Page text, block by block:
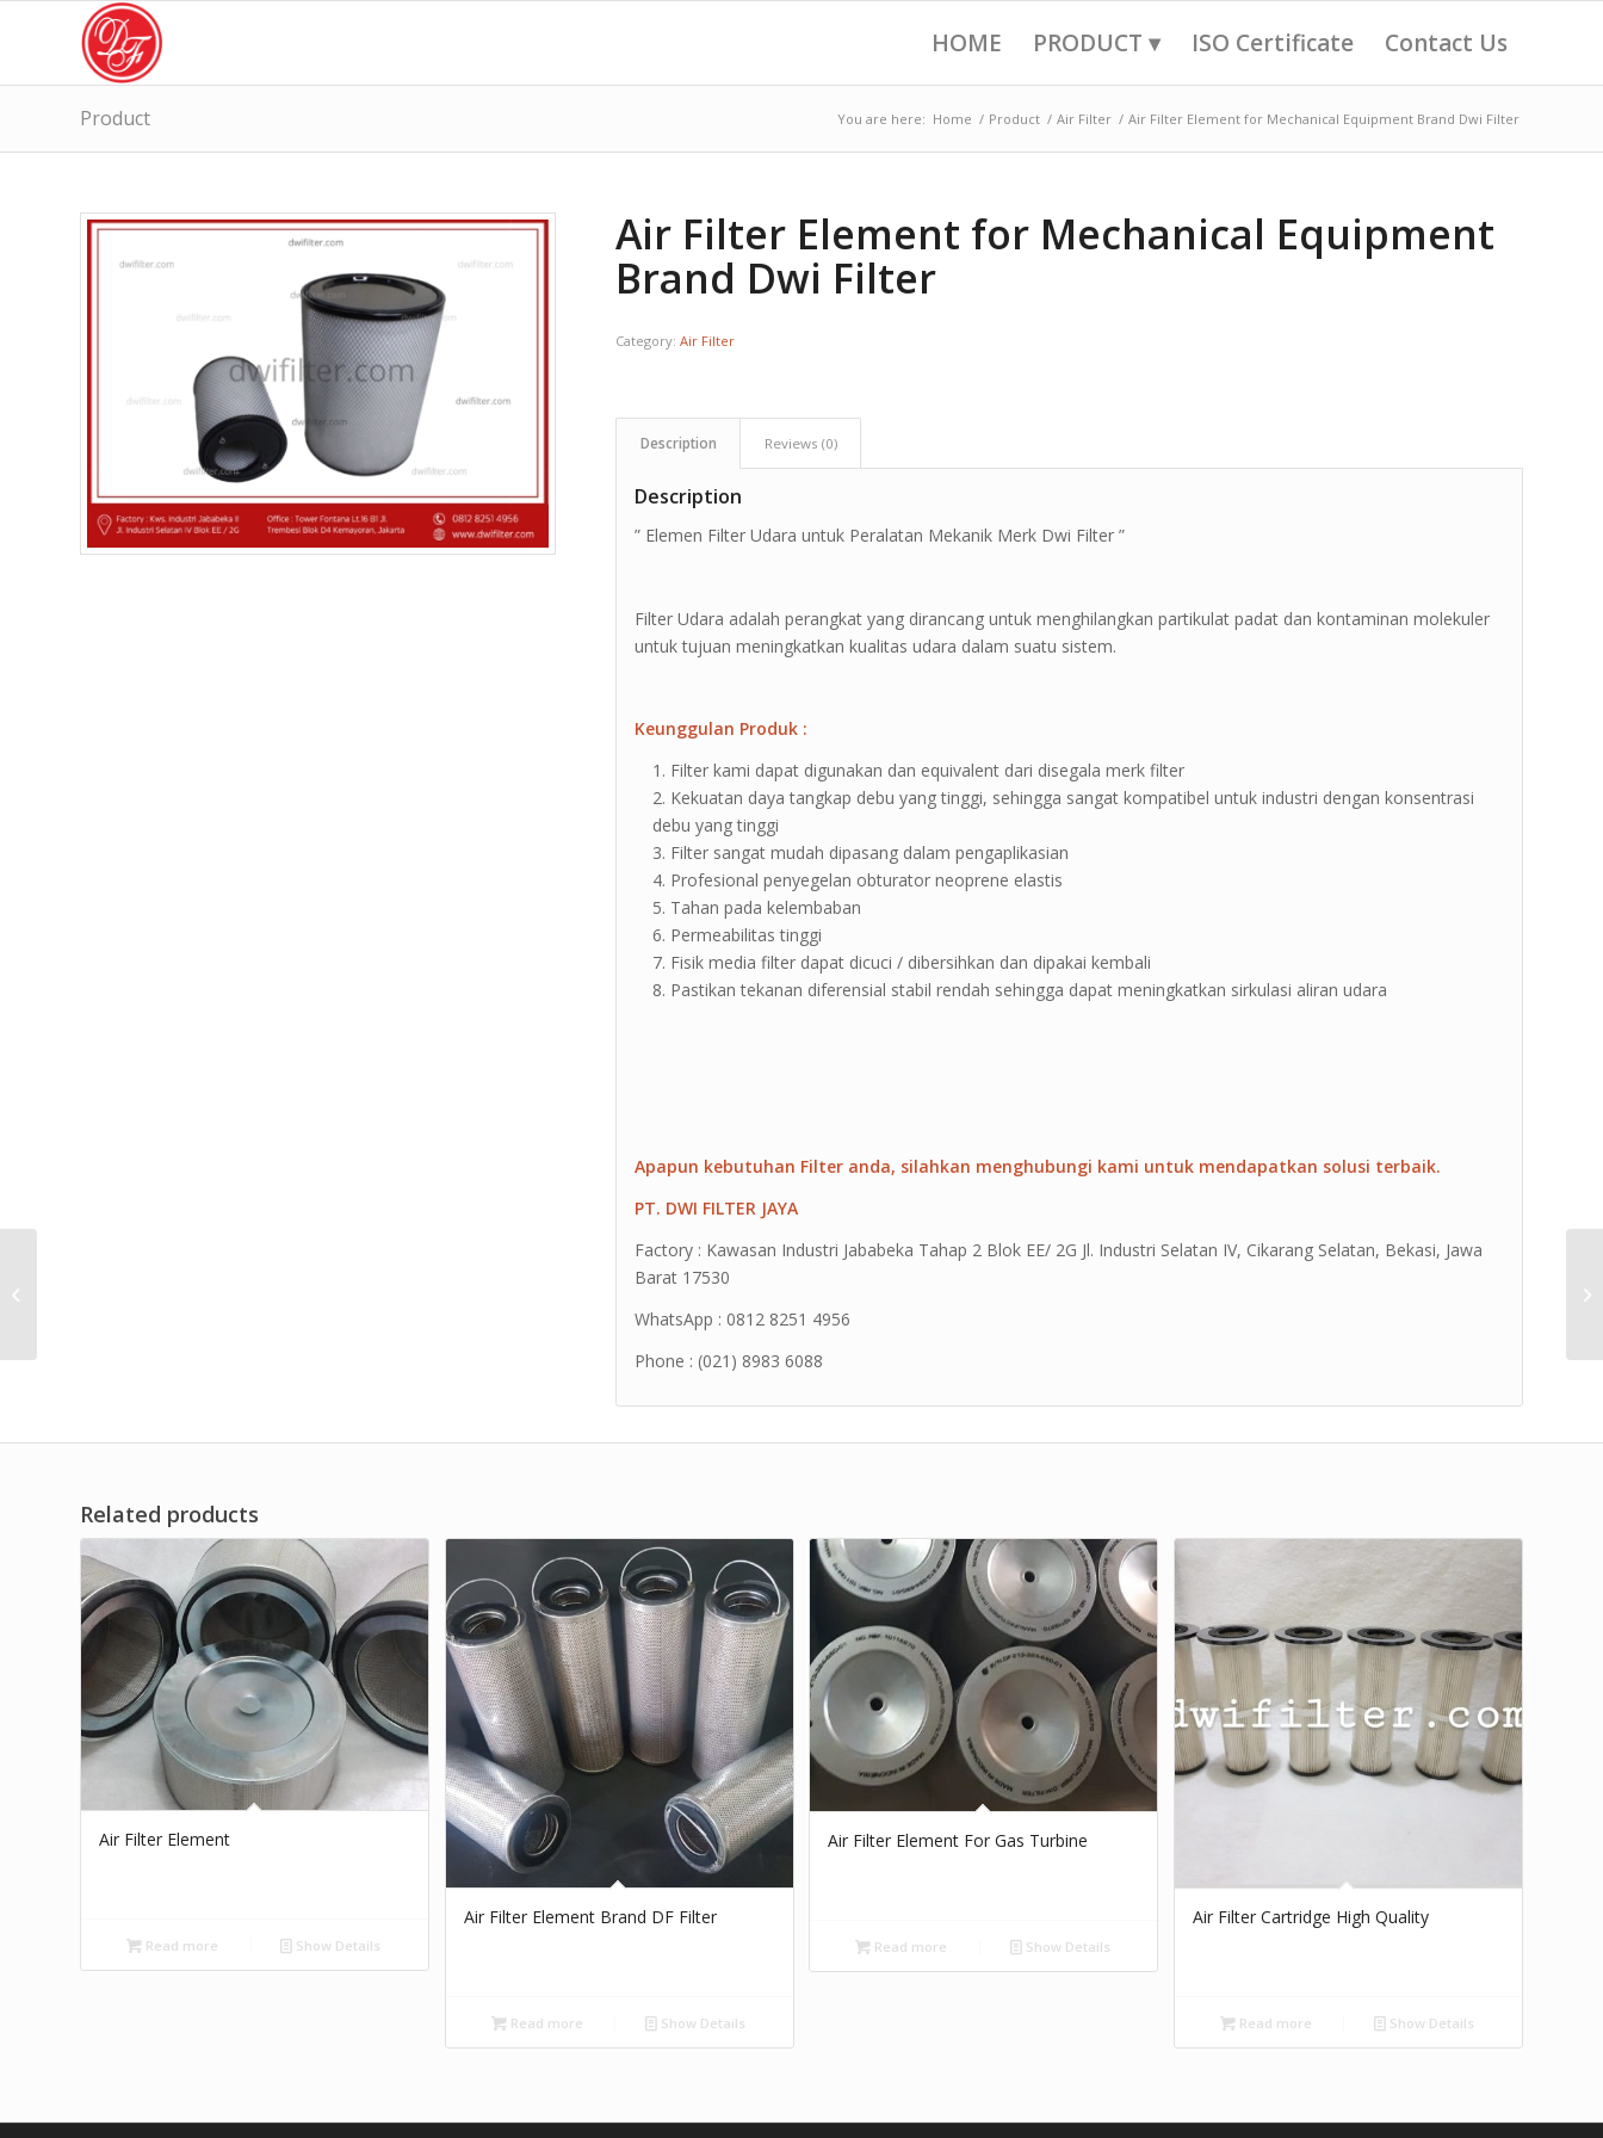
HOME PRODUCT ▾ ISO Certificate Contact Us
Product You are here: Home / Product / Air Filter / Air Filter Element for Mechanical Equipment Brand Dwi Filter
Air Filter Element for Mechanical Equipment
Brand Dwi Filter
Category:Air Filter
Description Reviews (0)
Description
” Elemen Filter Udara untuk Peralatan Mekanik Merk Dwi Filter ”
Filter Udara adalah perangkat yang dirancang untuk menghilangkan partikulat padat dan kontaminan molekuler
untuk tujuan meningkatkan kualitas udara dalam suatu sistem.
Keunggulan Produk :
Filter kami dapat digunakan dan equivalent dari disegala merk filter
Kekuatan daya tangkap debu yang tinggi, sehingga sangat kompatibel untuk industri dengan konsentrasi
debu yang tinggi
Filter sangat mudah dipasang dalam pengaplikasian
Profesional penyegelan obturator neoprene elastis
Tahan pada kelembaban
Permeabilitas tinggi
Fisik media filter dapat dicuci / dibersihkan dan dipakai kembali
Pastikan tekanan diferensial stabil rendah sehingga dapat meningkatkan sirkulasi aliran udara
Apapun kebutuhan Filter anda, silahkan menghubungi kami untuk mendapatkan solusi terbaik.
PT. DWI FILTER JAYA
Factory : Kawasan Industri Jababeka Tahap 2 Blok EE/ 2G Jl. Industri Selatan IV, Cikarang Selatan, Bekasi, Jawa
Barat 17530
WhatsApp : 0812 8251 4956
Phone : (021) 8983 6088
Related products
Air Filter Element
Read more Show Details
Air Filter Element Brand DF Filter
Read more Show Details
Air Filter Element For Gas Turbine
Read more Show Details
Air Filter Cartridge High Quality
Read more Show Details